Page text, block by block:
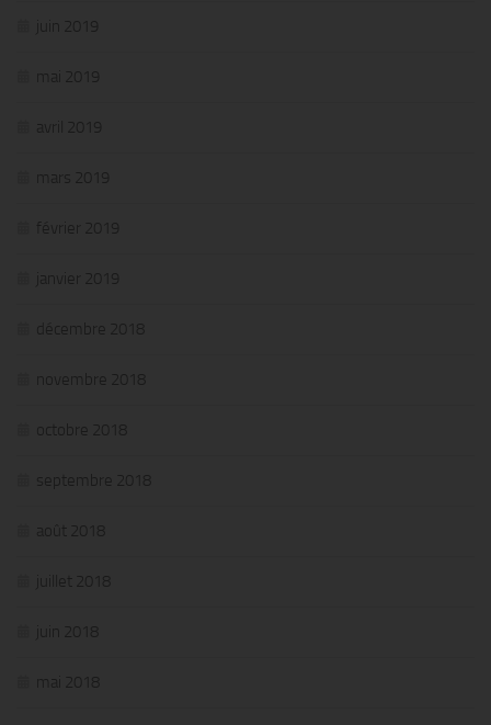
juin 2019
mai 2019
avril 2019
mars 2019
février 2019
janvier 2019
décembre 2018
novembre 2018
octobre 2018
septembre 2018
août 2018
juillet 2018
juin 2018
mai 2018